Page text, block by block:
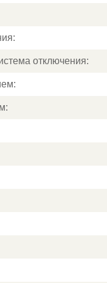
отключения: